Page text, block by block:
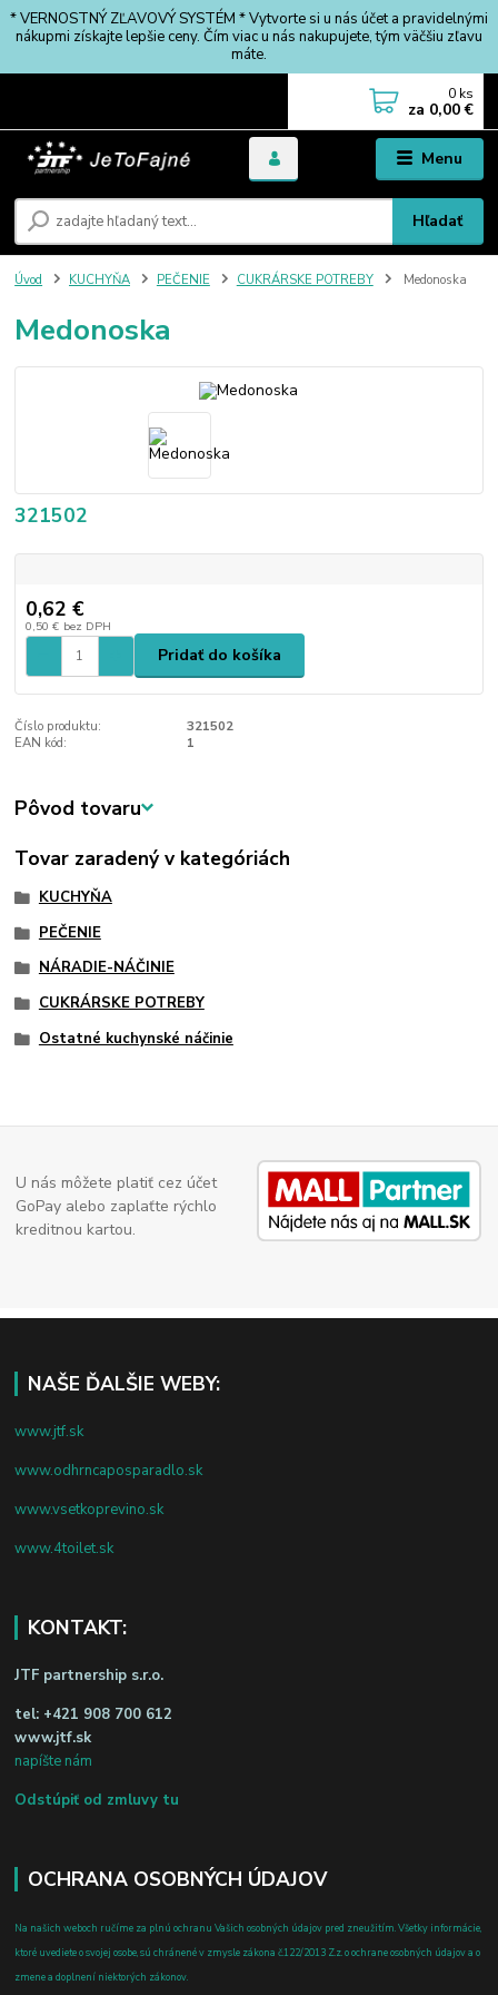
* VERNOSTNÝ ZĽAVOVÝ SYSTÉM * Vytvorte si u nás účet a pravidelnými
nákupmi získajte lepšie ceny. Čím viac u nás nakupujete, tým väčšiu zľavu
máte.
Menu
Hľadať
0 ks
za 0,00 €
Úvod KUCHYŇA PEČENIE CUKRÁRSKE POTREBY Medonoska
Medonoska
321502
0,62 €
0,50 € bez DPH
Pridať do košíka
Číslo produktu:
321502
EAN kód:
1
Pôvod tovaru
Tovar zaradený v kategóriách
KUCHYŇA
PEČENIE
NÁRADIE-NÁČINIE
CUKRÁRSKE POTREBY
Ostatné kuchynské náčinie
U nás môžete platiť cez účet
GoPay alebo zaplaťte rýchlo
kreditnou kartou.
NAŠE ĎALŠIE WEBY:
www.jtf.sk
www.odhrncaposparadlo.sk
www.vsetkoprevino.sk
www.4toilet.sk
KONTAKT:
JTF partnership s.r.o.
tel: +421 908 700 612
www.jtf.sk
napíšte nám
Odstúpiť od zmluvy tu
OCHRANA OSOBNÝCH ÚDAJOV
Na našich weboch ručíme za plnú ochranu Vašich osobných údajov pred zneužitím. Všetky informácie,
ktoré uvediete o svojej osobe, sú chránené v zmysle zákona č.122/2013 Z.z. o ochrane osobných údajov a o
zmene a doplnení niektorých zákonov.